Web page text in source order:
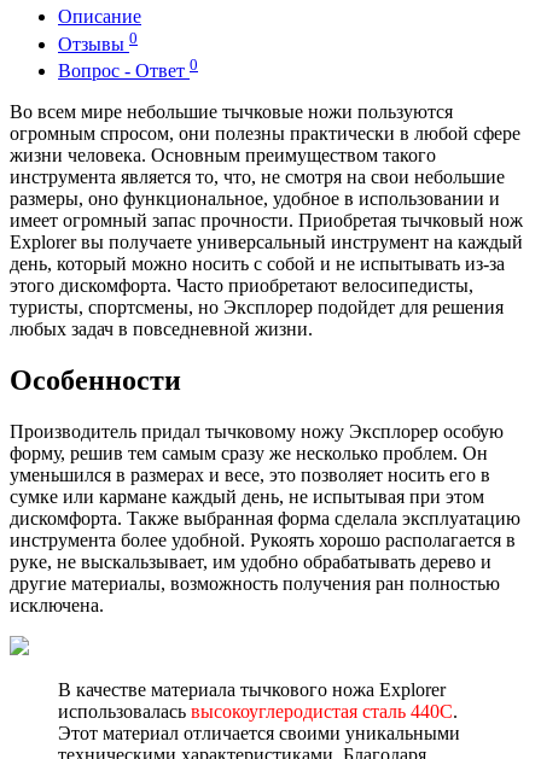
Описание
Отзывы 0
Вопрос - Ответ 0
Во всем мире небольшие тычковые ножи пользуются
огромным спросом, они полезны практически в любой сфере
жизни человека. Основным преимуществом такого
инструмента является то, что, не смотря на свои небольшие
размеры, оно функциональное, удобное в использовании и
имеет огромный запас прочности. Приобретая тычковый нож
Explorer вы получаете универсальный инструмент на каждый
день, который можно носить с собой и не испытывать из-за
этого дискомфорта. Часто приобретают велосипедисты,
туристы, спортсмены, но Эксплорер подойдет для решения
любых задач в повседневной жизни.
Особенности
Производитель придал тычковому ножу Эксплорер особую
форму, решив тем самым сразу же несколько проблем. Он
уменьшился в размерах и весе, это позволяет носить его в
сумке или кармане каждый день, не испытывая при этом
дискомфорта. Также выбранная форма сделала эксплуатацию
инструмента более удобной. Рукоять хорошо располагается в
руке, не выскальзывает, им удобно обрабатывать дерево и
другие материалы, возможность получения ран полностью
исключена.
В качестве материала тычкового ножа Explorer
использовалась высокоуглеродистая сталь 440С.
Этот материал отличается своими уникальными
техническими характеристиками. Благодаря